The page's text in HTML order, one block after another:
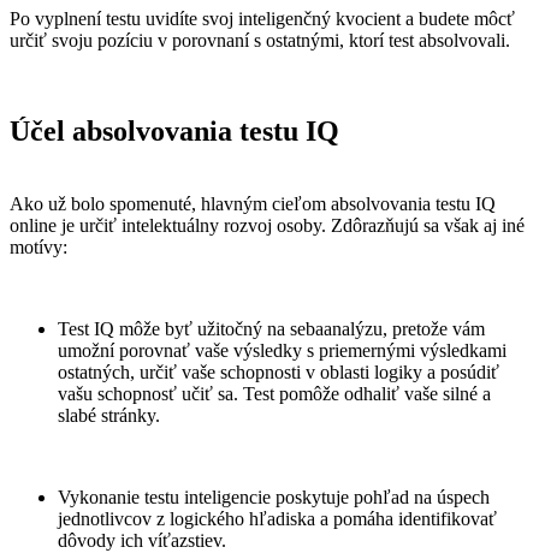
Po vyplnení testu uvidíte svoj inteligenčný kvocient a budete môcť
určiť svoju pozíciu v porovnaní s ostatnými, ktorí test absolvovali.
Účel absolvovania testu IQ
Ako už bolo spomenuté, hlavným cieľom absolvovania testu IQ
online je určiť intelektuálny rozvoj osoby. Zdôrazňujú sa však aj iné
motívy:
Test IQ môže byť užitočný na sebaanalýzu, pretože vám
umožní porovnať vaše výsledky s priemernými výsledkami
ostatných, určiť vaše schopnosti v oblasti logiky a posúdiť
vašu schopnosť učiť sa. Test pomôže odhaliť vaše silné a
slabé stránky.
Vykonanie testu inteligencie poskytuje pohľad na úspech
jednotlivcov z logického hľadiska a pomáha identifikovať
dôvody ich víťazstiev.